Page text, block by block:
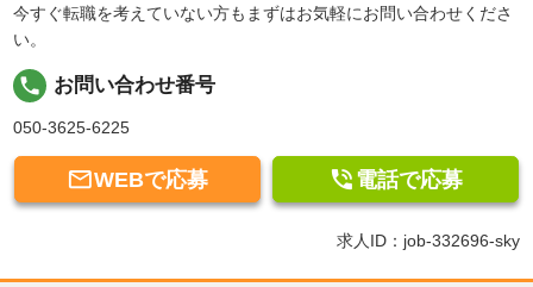
今すぐ転職を考えていない方もまずはお気軽にお問い合わせくださ
い。
local_phone お問い合わせ番号
050-3625-6225
WEBで応募  電話で応募
求人ID：job-332696-sky